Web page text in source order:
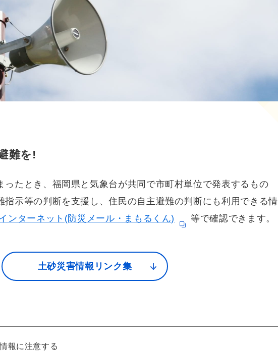
難を!
ったとき、福岡県と気象台が共同で市町村単位で発表するもの
指示等の判断を支援し、住民の自主避難の判断にも利用できる情
インターネット(防災メール・まもるくん) 等で確認できます。
土砂災害情報リンク集
報に注意する